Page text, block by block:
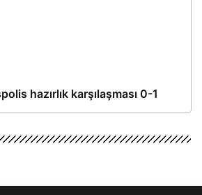
hazırlık karşılaşması 0-1